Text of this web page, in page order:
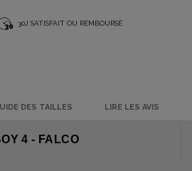
30J SATISFAIT OU REMBOURSÉ
DES TAILLES LIRE LES AVIS
4 - FALCO